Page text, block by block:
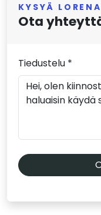
KYSYÄ LORENA
Ota
Tiedustelu *